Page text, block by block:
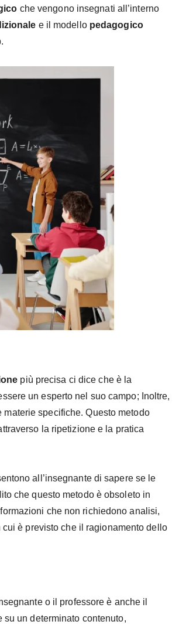
che vengono insegnati all’interno
e il modello pedagogico
più precisa ci dice che è la
un esperto nel suo campo; Inoltre,
specifiche. Questo metodo
la ripetizione e la pratica
all’insegnante di sapere se le
che questo metodo è obsoleto in
che non richiedono analisi,
è previsto che il ragionamento dello
o il professore è anche il
su un determinato contenuto,